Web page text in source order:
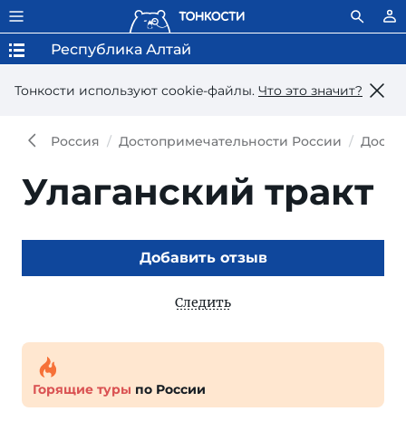
Тонкости используют сookie-файлы. Что это значит?
Республика Алтай
Россия Достопримечательности России
Улаганский тракт
Добавить отзыв
Следить
Горящие туры по России